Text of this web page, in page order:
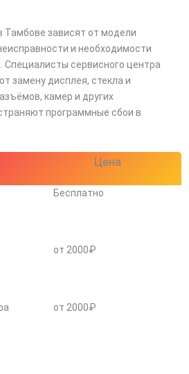
Тамбове зависят от модели
и необходимости
сервисного центра
дисплея, стекла и
камер и других
программные сбои в
Цена
Бесплатно
от 2000₽
от 2000₽